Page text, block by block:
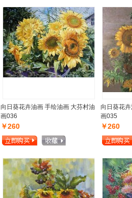
向日葵花卉油画 手绘油画 大芬村油
画036
￥260
向日葵花
画035
￥260